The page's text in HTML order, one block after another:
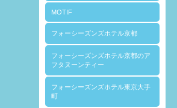
MOTIF
フォーシーズンズホテル京都
フォーシーズンズホテル京都のア
フタヌーンティー
フォーシーズンズホテル東京大手
町